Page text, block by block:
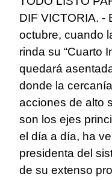
DIF VICTORIA. -
octubre, cuando
rinda su “Cuarto
quedará
donde la
acciones de alto
son los ejes
el día a día, ha
presidenta del
de su extenso